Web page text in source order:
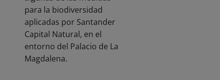
para la biodiversidad
aplicadas por Santander
Capital Natural, en el
entorno del Palacio de La
Magdalena.